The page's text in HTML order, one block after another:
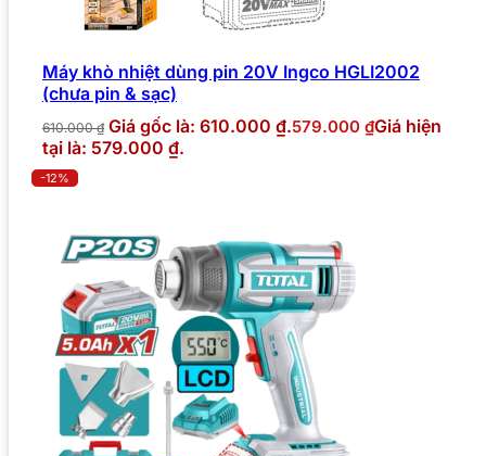
Máy khò nhiệt dùng pin 20V Ingco HGLI2002
(chưa pin & sạc)
610.000₫ Giá gốc là: 610.000 ₫.579.000 ₫Giá hiện
tại là: 579.000 ₫.
-12%